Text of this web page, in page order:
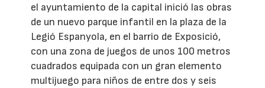
el ayuntamiento de la capital inició las obras
de un nuevo parque infantil en la plaza de la
Legió Espanyola, en el barrio de Exposició,
con una zona de juegos de unos 100 metros
cuadrados equipada con un gran elemento
multijuego para niños de entre dos y seis